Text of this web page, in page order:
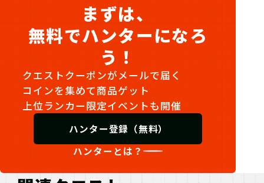
まずは、
無料でハンターになろ
う！
クエストクーポンがメールで届く
コインを集めて商品ゲット
上位ランカー限定イベントも開催
ハンター登録（無料）
ハンターとは？